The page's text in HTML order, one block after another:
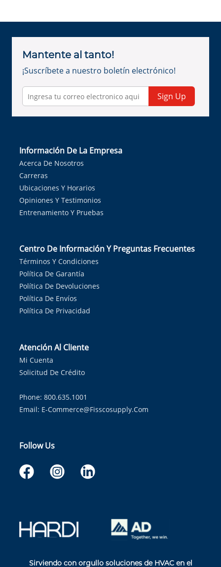
Mantente al tanto!
¡Suscríbete a nuestro boletín electrónico!
Sign Up
Información De La Empresa
Acerca De Nosotros
Carreras
Ubicaciones Y Horarios
Opiniones Y Testimonios
Entrenamiento Y Pruebas
Centro De Información Y Preguntas Frecuentes
Términos Y Condiciones
Política De Garantía
Política De Devoluciones
Política De Envíos
Política De Privacidad
Atención Al Cliente
Mi Cuenta
Solicitud De Crédito
Phone: 800.635.1001
Email: E-Commerce@fisscosupply.com
Follow Us
Sirviendo con orgullo soluciones de HVAC en el